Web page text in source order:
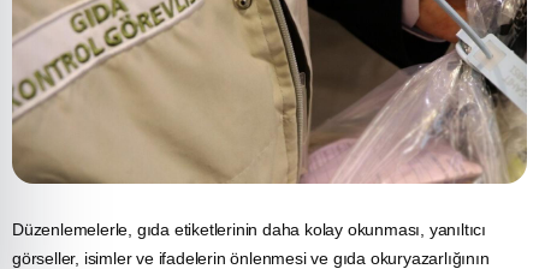
Düzenlemelerle, gıda etiketlerinin daha kolay okunması, yanıltıcı
görseller, isimler ve ifadelerin önlenmesi ve gıda okuryazarlığının